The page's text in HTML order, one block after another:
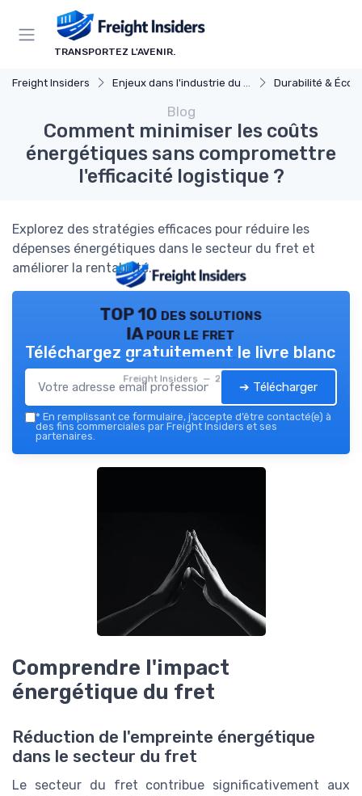
TRANSPORTEZ L'AVENIR.
Freight Insiders Enjeux dans l'industrie du fret Durabilité &
Blog
Comment minimiser les coûts
énergétiques sans compromettre
l'efficacité logistique ?
Explorez des stratégies efficaces pour réduire les
dépenses énergétiques dans le secteur du fret et
améliorer la rentabilité.
TOP 10 des solutions
IA pour le fret
Freight Insiders — 2026
Téléchargez gratuitement le livre blanc
➔ Télécharger
* En remplissant ce formulaire, j’accepte d’être contacté(e) à
des fins commerciales par Freight Insiders et ses
partenaires.
Comprendre l'impact
énergétique du fret
Réduction de l'empreinte énergétique
dans le secteur du fret
Le secteur du fret contribue significativement aux
Panneau de gestion des cookies